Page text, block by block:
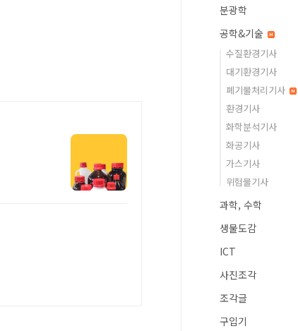
분광학
공학&기술
수질환경기사
대기환경기사
폐기물처리기사
환경기사
화학분석기사
화공기사
가스기사
위험물기사
과학, 수학
생물도감
ICT
사진조각
조각글
구입기